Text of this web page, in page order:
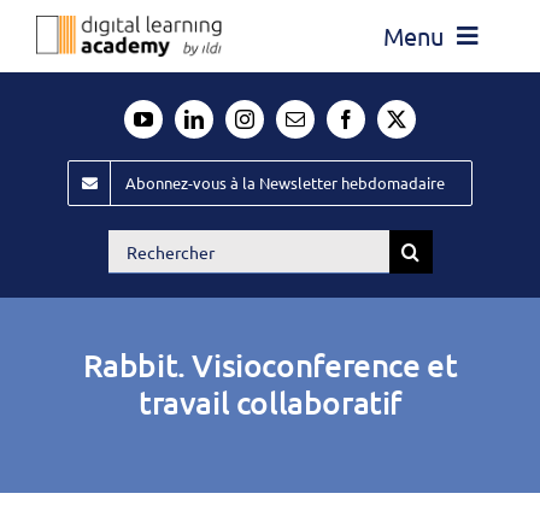
Passer
Menu
Évènements ILDI
Offres d’emploi
Publiez
Abonnez-vous à la Newsletter hebdomadaire
Rechercher:
Rabbit. Visioconference et
travail collaboratif